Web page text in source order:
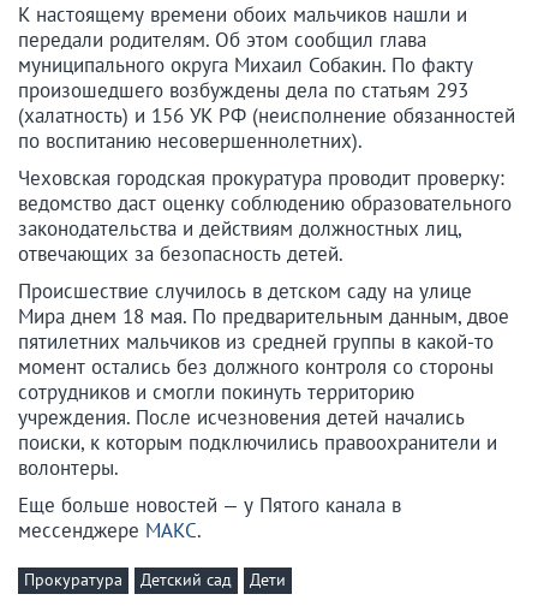
К настоящему времени обоих мальчиков нашли и
передали родителям. Об этом сообщил глава
муниципального округа Михаил Собакин. По факту
произошедшего возбуждены дела по статьям 293
(халатность) и 156 УК РФ (неисполнение обязанностей
по воспитанию несовершеннолетних).
Чеховская городская прокуратура проводит проверку:
ведомство даст оценку соблюдению образовательного
законодательства и действиям должностных лиц,
отвечающих за безопасность детей.
Происшествие случилось в детском саду на улице
Мира днем 18 мая. По предварительным данным, двое
пятилетних мальчиков из средней группы в какой-то
момент остались без должного контроля со стороны
сотрудников и смогли покинуть территорию
учреждения. После исчезновения детей начались
поиски, к которым подключились правоохранители и
волонтеры.
Еще больше новостей — у Пятого канала в
мессенджере МАКС.
Прокуратура Детский сад Дети